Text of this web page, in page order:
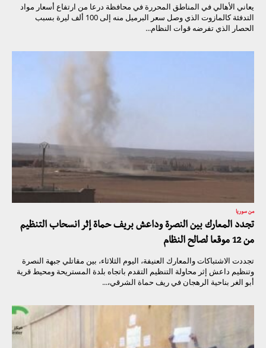
يعاني الأهالي في المناطق المحررة في محافظة درعا من ارتفاع أسعار مواد
التدفئة كالمازوت الذي وصل سعر البرميل منه إلى 100 ألف ليرة بسبب
الحصار الذي تفرضه قوات النظام...
من سوريا
تجدد المعارك بين النصرة وداعش بريف حماة إثر انسحاب التنظيم
من 12 موقعا لصالح النظام
تجددت الاشتباكات والمعارك العنيفة، اليوم الثلاثاء، بين مقاتلي جبهة النصرة
وتنظيم داعش إثر محاولة التنظيم التقدم باتجاه بلدة المستريحة ومحيط قرية
أبو الغر بناحية الرهجان في ريف حماة الشرقي،...